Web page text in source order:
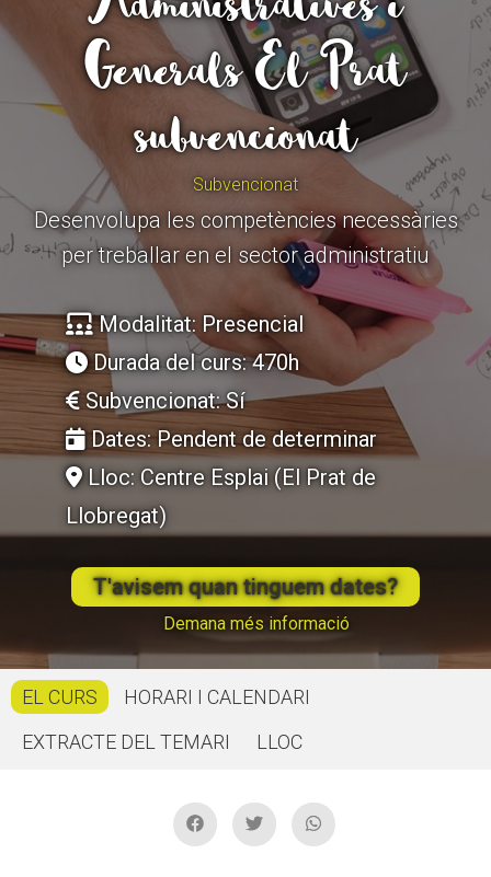
Generals El Prat
subvencionat
Subvencionat
Desenvolupa les competències necessàries
per treballar en el sector administratiu
Modalitat: Presencial
Durada del curs: 470h
Subvencionat: Sí
Dates: Pendent de determinar
Lloc: Centre Esplai (El Prat de
Llobregat)
T'avisem quan tinguem dates?
Demana més informació
EL CURS
HORARI I CALENDARI
EXTRACTE DEL TEMARI
LLOC
ACCIÓ SOCIAL I JOVES
ESPLAIS
SUPORT TERCER SECTOR
CONEIX FUNDESPLAI
La Fundació
Missió i valors
Els comptes clars
Memòria d'activitats
ACCIÓ SOCIAL I JOVES
ESPLAIS
SUPORT TERCER SECTOR
CONEIX FUNDESPLAI
La Fundació
Missió i valors
Els comptes clars
Memòria d'activitats